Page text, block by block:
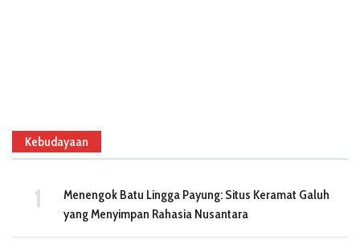
Kebudayaan
Menengok Batu Lingga Payung: Situs Keramat Galuh
yang Menyimpan Rahasia Nusantara